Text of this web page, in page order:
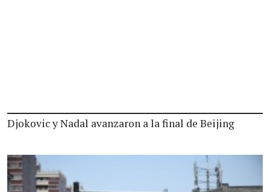
Djokovic y Nadal avanzaron a la final de Beijing